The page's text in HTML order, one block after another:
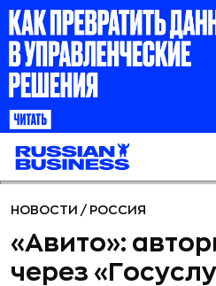
НОВОСТИ / РОССИЯ
«Авито»:
через